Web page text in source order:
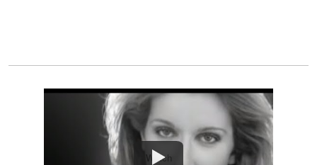
Watch